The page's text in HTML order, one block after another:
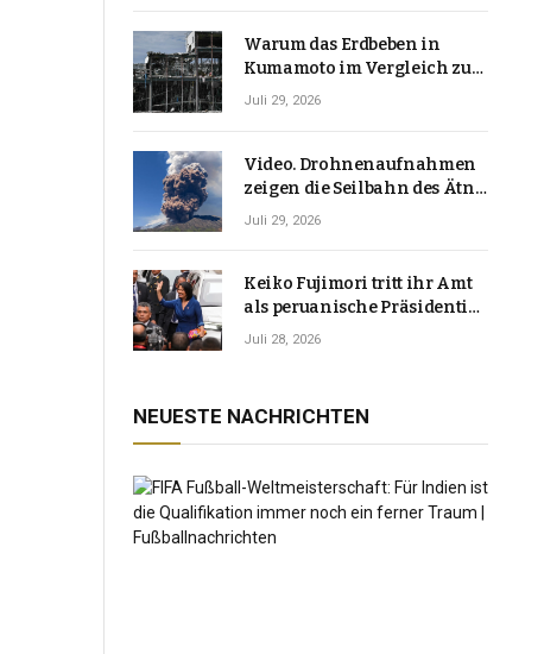
Warum das Erdbeben in
Kumamoto im Vergleich zu
den meisten Erdbeben, die
Juli 29, 2026
Video. Drohnenaufnahmen
zeigen die Seilbahn des Ätna
über einer Vulkanlandschaft
Juli 29, 2026
Keiko Fujimori tritt ihr Amt
als peruanische Präsidentin
an und verspricht, das
Juli 28, 2026
NEUESTE NACHRICHTEN